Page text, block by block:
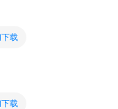
载
载